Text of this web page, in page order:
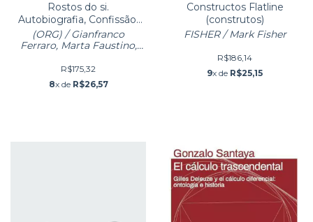
Rostos do si.
Autobiografia, Confissão,
Terapia
(ORG) / Gianfranco
Ferraro, Marta Faustino,
R$175,32
8x de R$26,57
Constructos Flatline
(construtos)
FISHER / Mark Fisher
R$186,14
9x de R$25,15